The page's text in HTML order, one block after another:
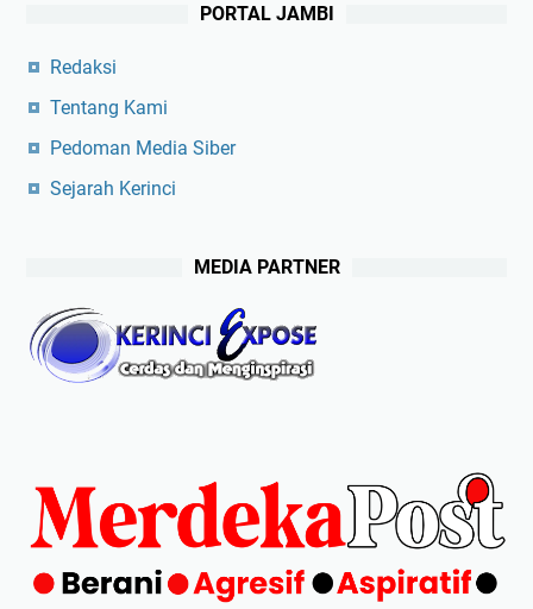
PORTAL JAMBI
Redaksi
Tentang Kami
Pedoman Media Siber
Sejarah Kerinci
MEDIA PARTNER